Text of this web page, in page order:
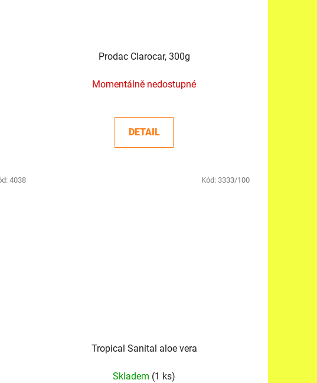
Prodac Clarocar, 300g
Momentálně nedostupné
DETAIL
4038
Tropical Sanital aloe vera
Skladem (1 ks)
Kód: 3333/100